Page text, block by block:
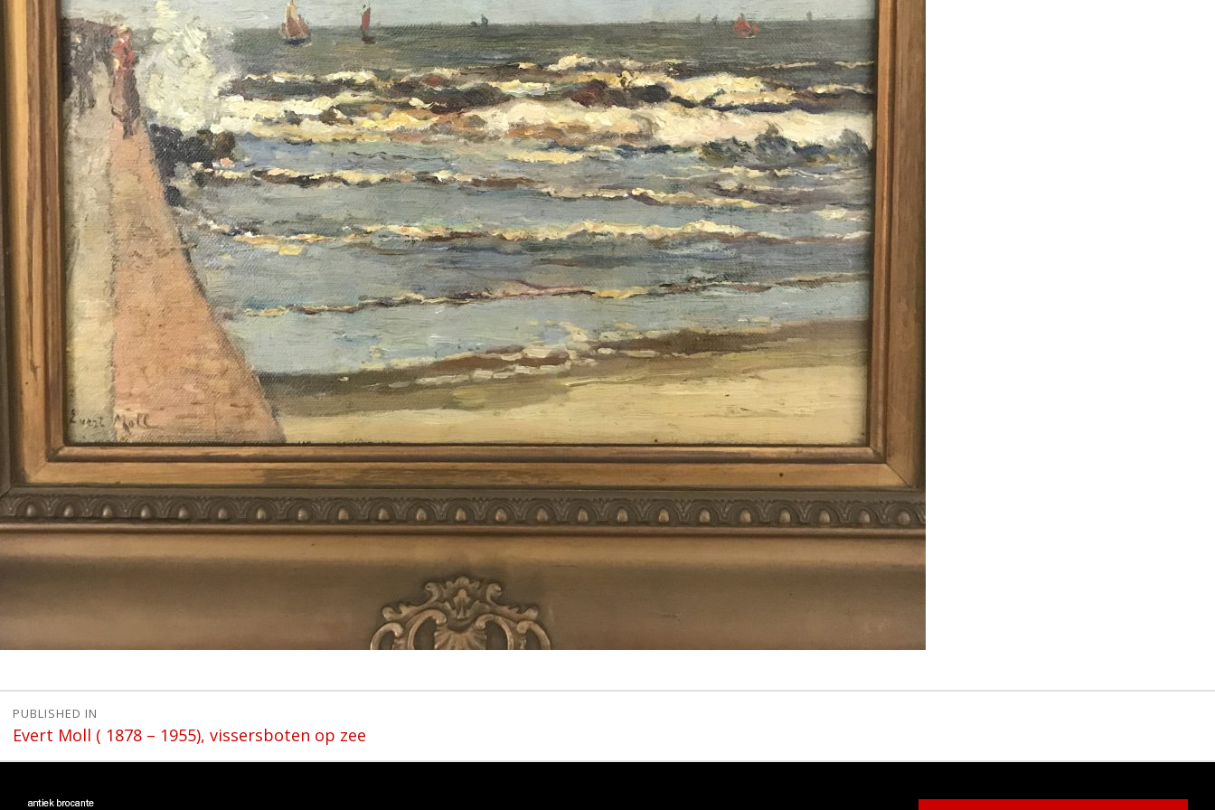
Bericht
navigatie
PUBLISHED IN
Evert Moll ( 1878 – 1955), vissersboten op zee